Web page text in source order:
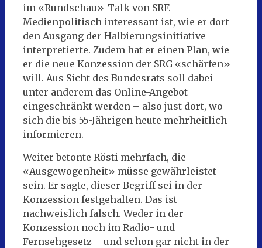
im «Rundschau»-Talk von SRF.
Medienpolitisch interessant ist, wie er dort
den Ausgang der Halbierungsinitiative
interpretierte. Zudem hat er einen Plan, wie
er die neue Konzession der SRG «schärfen»
will. Aus Sicht des Bundesrats soll dabei
unter anderem das Online-Angebot
eingeschränkt werden – also just dort, wo
sich die bis 55-Jährigen heute mehrheitlich
informieren.
Weiter betonte Rösti mehrfach, die
«Ausgewogenheit» müsse gewährleistet
sein. Er sagte, dieser Begriff sei in der
Konzession festgehalten. Das ist
nachweislich falsch. Weder in der
Konzession noch im Radio- und
Fernsehgesetz – und schon gar nicht in der